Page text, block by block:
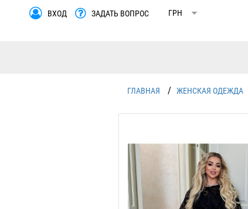
ВХОД ЗАДАТЬ ВОПРОС
ГЛАВНАЯ / ЖЕНСКАЯ ОДЕЖДА